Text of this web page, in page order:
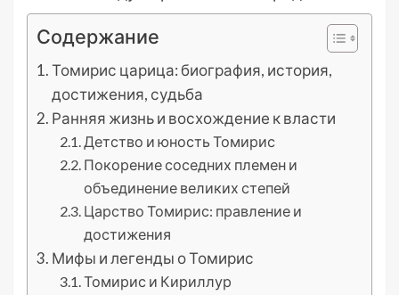
Содержание
Томирис царица: биография, история,
достижения, судьба
Ранняя жизнь и восхождение к власти
Детство и юность Томирис
Покорение соседних племен и
объединение великих степей
Царство Томирис: правление и
достижения
Мифы и легенды о Томирис
Томирис и Кириллур